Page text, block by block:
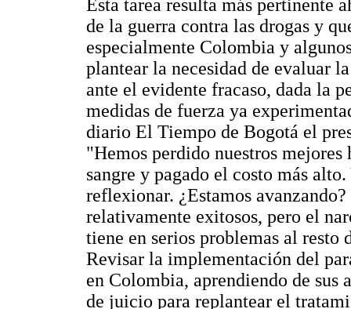
Esta tarea resulta más pertinente
de la guerra contra las drogas y
especialmente Colombia y
plantear la necesidad de evaluar
ante el evidente fracaso, dada la
medidas de fuerza ya
diario El Tiempo de Bogotá el
"Hemos perdido nuestros
sangre y pagado el costo más
reflexionar. ¿Estamos
relativamente exitosos, pero el
tiene en serios problemas al
Revisar la implementación del
en Colombia, aprendiendo de sus
de juicio para replantear el